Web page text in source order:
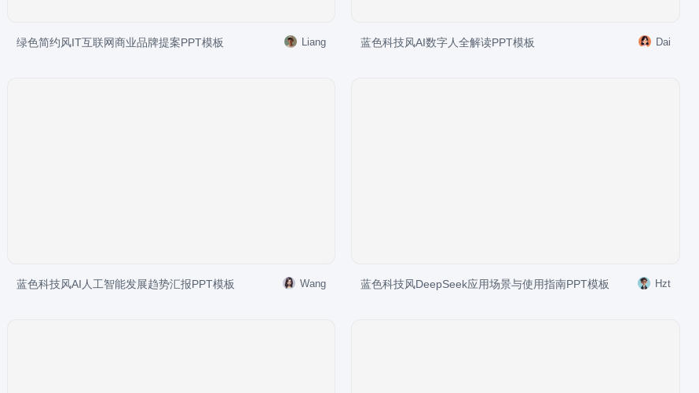
绿色简约风IT互联网商业品牌提案PPT模板 Liang 蓝色科技风AI数字人全解读PPT模板 Dai
蓝色科技风AI人工智能发展趋势汇报PPT模板 Wang 蓝色科技风DeepSeek应用场景与使用指南PPT模板 Hzt